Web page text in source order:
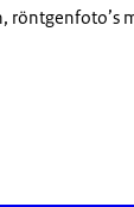
röntgenfoto’s